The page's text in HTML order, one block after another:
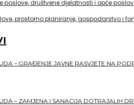
poslove, društvene djelatnosti i opće
prostorno planiranje, gospodarstvo i
– GRAĐENJE JAVNE RASVJETE NA
– ZAMJENA I SANACIJA DOTRAJALIH